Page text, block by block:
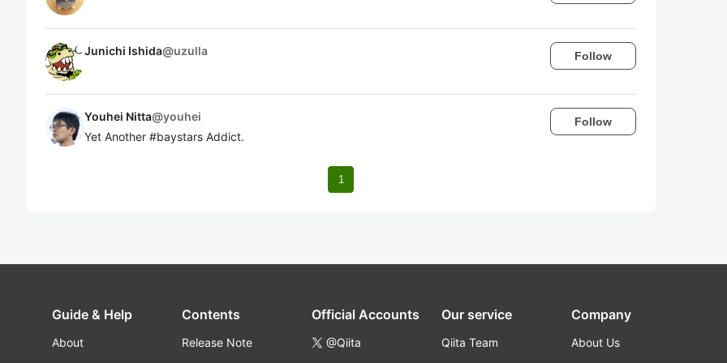
Junichi Ishida@uzulla Follow
Youhei Nitta@youhei
Yet Another #baystars Addict.
Follow
1
Guide & Help
About
Contents
Release Note
Official Accounts
@Qiita
Our service
Qiita Team
Company
About Us